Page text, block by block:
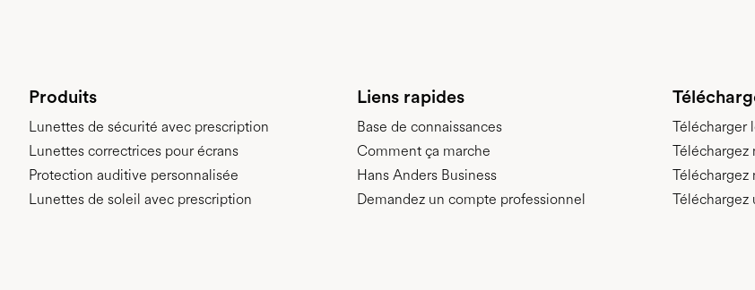
Produits
Lunettes de sécurité avec prescription
Lunettes correctrices pour écrans
Protection auditive personnalisée
Lunettes de soleil avec prescription
Liens rapides
Base de connaissances
Comment ça marche
Hans Anders Business
Demandez un compte professionnel
Télécharger
Téléchargez
Téléchargez
Téléchargez